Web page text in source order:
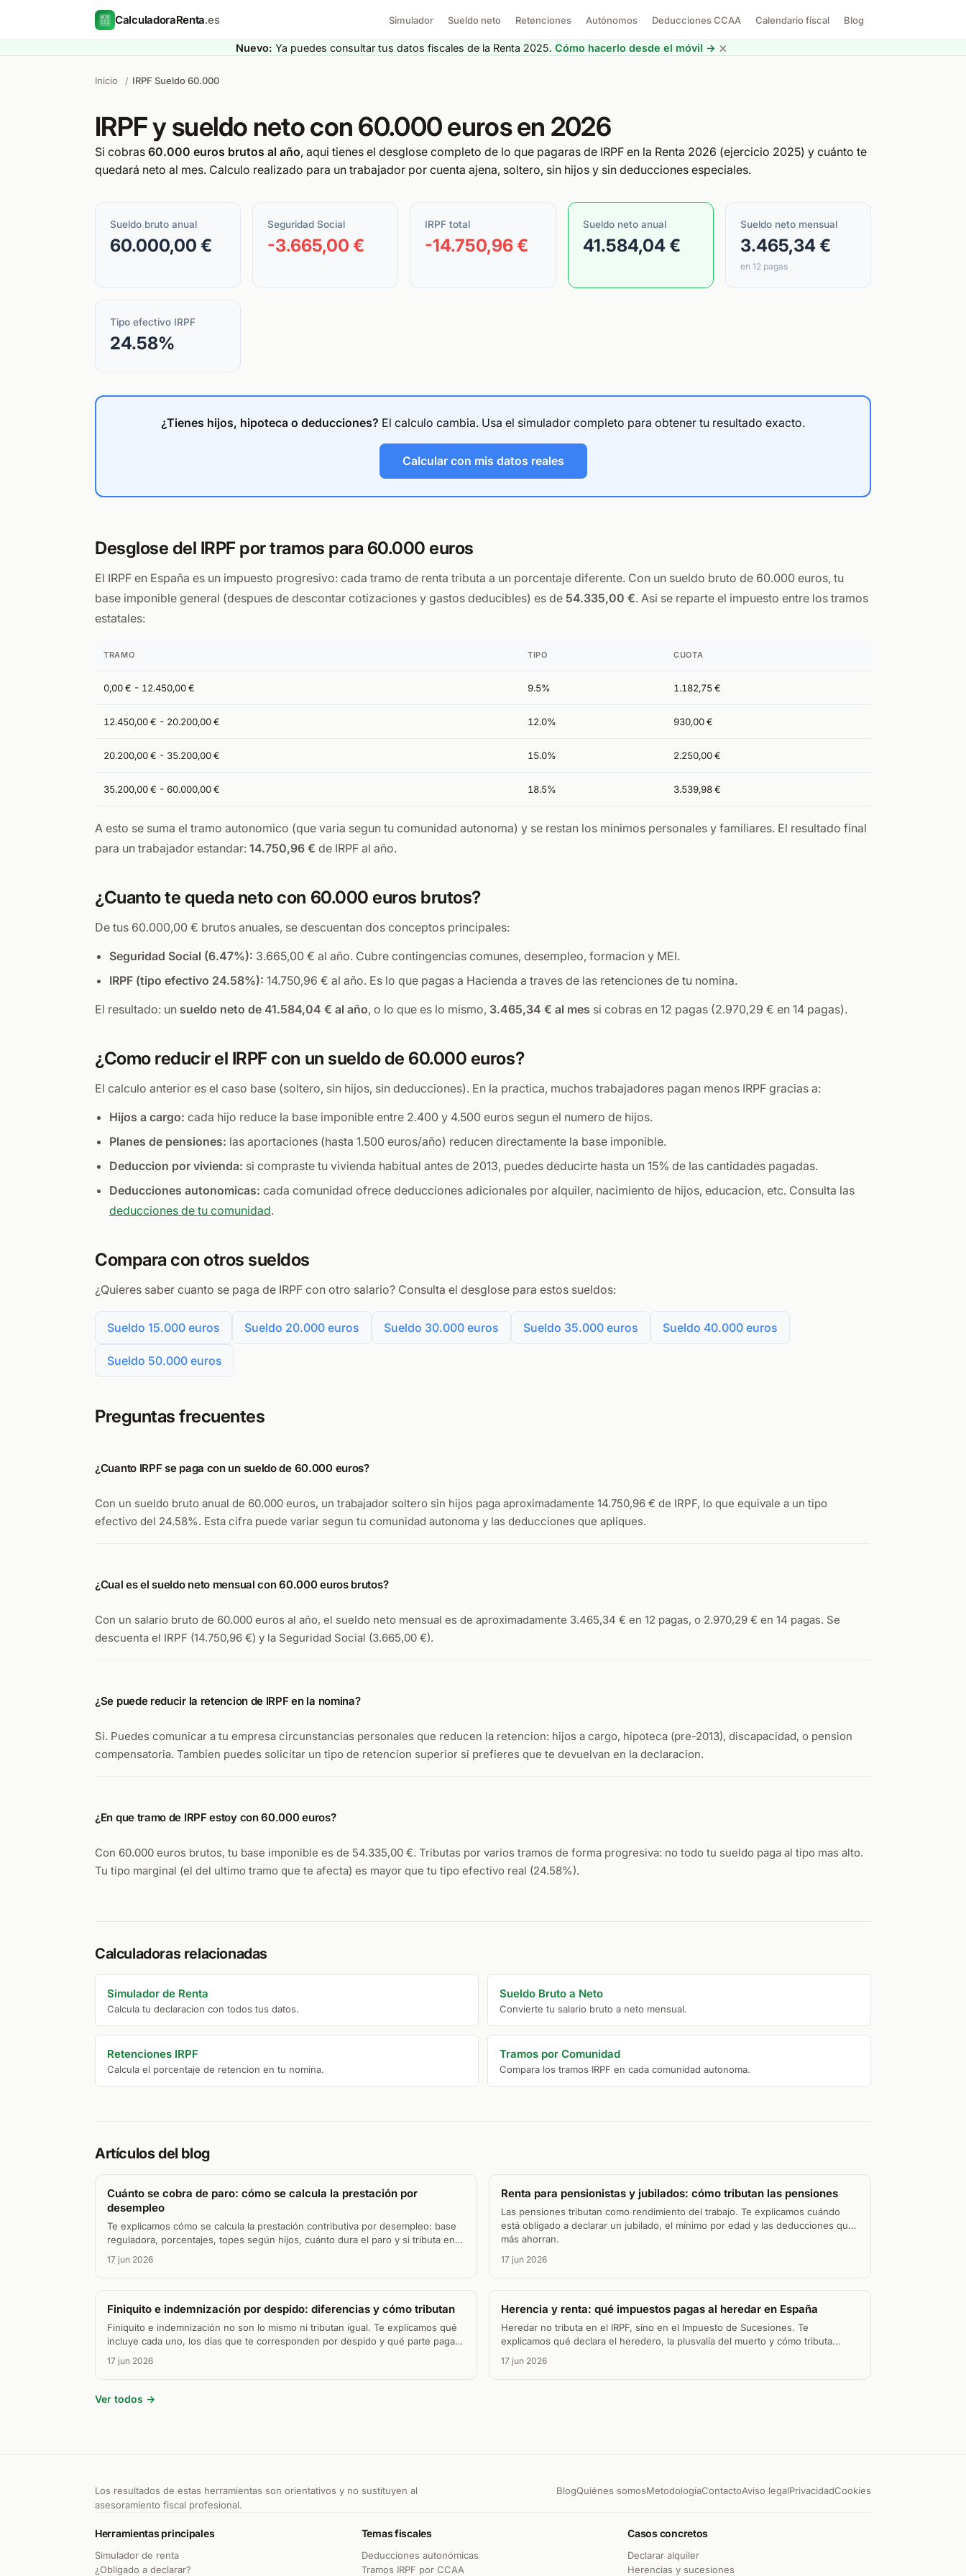
CalculadoraRenta.es Simulador Sueldo neto Retenciones Autónomos Deducciones CCAA Calendario fiscal Blog
Nuevo: Ya puedes consultar tus datos fiscales de la Renta 2025. Cómo hacerlo desde el móvil → ×
Inicio / IRPF Sueldo 60.000
IRPF y sueldo neto con 60.000 euros en 2026
Si cobras 60.000 euros brutos al año, aqui tienes el desglose completo de lo que pagaras de IRPF en la Renta 2026 (ejercicio 2025) y cuánto te
quedará neto al mes. Calculo realizado para un trabajador por cuenta ajena, soltero, sin hijos y sin deducciones especiales.
Sueldo bruto anual
60.000,00 €
Seguridad Social
-3.665,00 €
IRPF total
-14.750,96 €
Sueldo neto anual
41.584,04 €
Sueldo neto mensual
3.465,34 €
en 12 pagas
Tipo efectivo IRPF
24.58%
¿Tienes hijos, hipoteca o deducciones? El calculo cambia. Usa el simulador completo para obtener tu resultado exacto.
Calcular con mis datos reales
Desglose del IRPF por tramos para 60.000 euros
El IRPF en España es un impuesto progresivo: cada tramo de renta tributa a un porcentaje diferente. Con un sueldo bruto de 60.000 euros, tu
base imponible general (despues de descontar cotizaciones y gastos deducibles) es de 54.335,00 €. Asi se reparte el impuesto entre los tramos
estatales:
TRAMO TIPO CUOTA
0,00 € - 12.450,00 € 9.5% 1.182,75 €
12.450,00 € - 20.200,00 € 12.0% 930,00 €
20.200,00 € - 35.200,00 € 15.0% 2.250,00 €
35.200,00 € - 60.000,00 € 18.5% 3.539,98 €
A esto se suma el tramo autonomico (que varia segun tu comunidad autonoma) y se restan los minimos personales y familiares. El resultado final
para un trabajador estandar: 14.750,96 € de IRPF al año.
¿Cuanto te queda neto con 60.000 euros brutos?
De tus 60.000,00 € brutos anuales, se descuentan dos conceptos principales:
Seguridad Social (6.47%): 3.665,00 € al año. Cubre contingencias comunes, desempleo, formacion y MEI.
IRPF (tipo efectivo 24.58%): 14.750,96 € al año. Es lo que pagas a Hacienda a traves de las retenciones de tu nomina.
El resultado: un sueldo neto de 41.584,04 € al año, o lo que es lo mismo, 3.465,34 € al mes si cobras en 12 pagas (2.970,29 € en 14 pagas).
¿Como reducir el IRPF con un sueldo de 60.000 euros?
El calculo anterior es el caso base (soltero, sin hijos, sin deducciones). En la practica, muchos trabajadores pagan menos IRPF gracias a:
Hijos a cargo: cada hijo reduce la base imponible entre 2.400 y 4.500 euros segun el numero de hijos.
Planes de pensiones: las aportaciones (hasta 1.500 euros/año) reducen directamente la base imponible.
Deduccion por vivienda: si compraste tu vivienda habitual antes de 2013, puedes deducirte hasta un 15% de las cantidades pagadas.
Deducciones autonomicas: cada comunidad ofrece deducciones adicionales por alquiler, nacimiento de hijos, educacion, etc. Consulta las
deducciones de tu comunidad.
Compara con otros sueldos
¿Quieres saber cuanto se paga de IRPF con otro salario? Consulta el desglose para estos sueldos:
Sueldo 15.000 euros Sueldo 20.000 euros Sueldo 30.000 euros Sueldo 35.000 euros Sueldo 40.000 euros
Sueldo 50.000 euros
Preguntas frecuentes
¿Cuanto IRPF se paga con un sueldo de 60.000 euros?
Con un sueldo bruto anual de 60.000 euros, un trabajador soltero sin hijos paga aproximadamente 14.750,96 € de IRPF, lo que equivale a un tipo
efectivo del 24.58%. Esta cifra puede variar segun tu comunidad autonoma y las deducciones que apliques.
¿Cual es el sueldo neto mensual con 60.000 euros brutos?
Con un salario bruto de 60.000 euros al año, el sueldo neto mensual es de aproximadamente 3.465,34 € en 12 pagas, o 2.970,29 € en 14 pagas. Se
descuenta el IRPF (14.750,96 €) y la Seguridad Social (3.665,00 €).
¿Se puede reducir la retencion de IRPF en la nomina?
Si. Puedes comunicar a tu empresa circunstancias personales que reducen la retencion: hijos a cargo, hipoteca (pre-2013), discapacidad, o pension
compensatoria. Tambien puedes solicitar un tipo de retencion superior si prefieres que te devuelvan en la declaracion.
¿En que tramo de IRPF estoy con 60.000 euros?
Con 60.000 euros brutos, tu base imponible es de 54.335,00 €. Tributas por varios tramos de forma progresiva: no todo tu sueldo paga al tipo mas alto.
Tu tipo marginal (el del ultimo tramo que te afecta) es mayor que tu tipo efectivo real (24.58%).
Calculadoras relacionadas
Simulador de Renta
Calcula tu declaracion con todos tus datos.
Sueldo Bruto a Neto
Convierte tu salario bruto a neto mensual.
Retenciones IRPF
Calcula el porcentaje de retencion en tu nomina.
Tramos por Comunidad
Compara los tramos IRPF en cada comunidad autonoma.
Artículos del blog
Cuánto se cobra de paro: cómo se calcula la prestación por
desempleo
Te explicamos cómo se calcula la prestación contributiva por desempleo: base
reguladora, porcentajes, topes según hijos, cuánto dura el paro y si tributa en
17 jun 2026
Renta para pensionistas y jubilados: cómo tributan las pensiones
Las pensiones tributan como rendimiento del trabajo. Te explicamos cuándo
está obligado a declarar un jubilado, el mínimo por edad y las deducciones que
más ahorran.
17 jun 2026
Finiquito e indemnización por despido: diferencias y cómo tributan
Finiquito e indemnización no son lo mismo ni tributan igual. Te explicamos qué
incluye cada uno, los días que te corresponden por despido y qué parte paga
17 jun 2026
Herencia y renta: qué impuestos pagas al heredar en España
Heredar no tributa en el IRPF, sino en el Impuesto de Sucesiones. Te
explicamos qué declara el heredero, la plusvalía del muerto y cómo tributa
17 jun 2026
Ver todos →
Los resultados de estas herramientas son orientativos y no sustituyen al
asesoramiento fiscal profesional.
BlogQuiénes somosMetodologíaContactoAviso legalPrivacidadCookies
Herramientas principales
Simulador de renta
¿Obligado a declarar?
Temas fiscales
Deducciones autonómicas
Tramos IRPF por CCAA
Casos concretos
Declarar alquiler
Herencias y sucesiones